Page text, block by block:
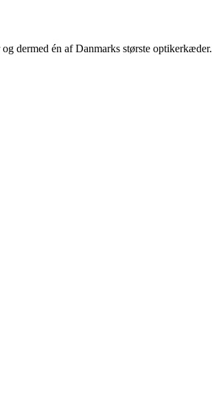
dermed én af Danmarks største optikerkæder.